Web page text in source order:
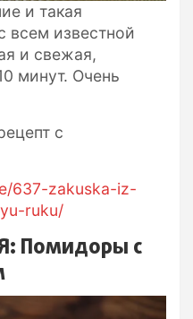
и такая
всем известной
и свежая,
минут. Очень
с
637-zakuska-iz-
ruku/
Помидоры с